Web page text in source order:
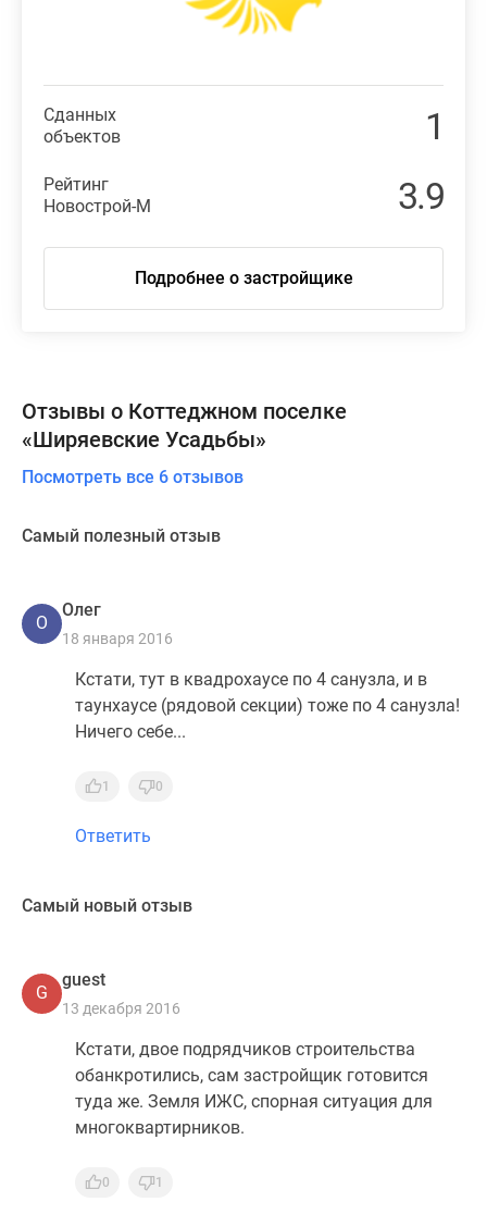
Сданных
объектов
1
Рейтинг
Новострой-М
3.9
Подробнее о застройщике
Отзывы о Коттеджном поселке
«Ширяевские Усадьбы»
Посмотреть все 6 отзывов
Самый полезный отзыв
О
Олег
18 января 2016
Кстати, тут в квадрохаусе по 4 санузла, и в
таунхаусе (рядовой секции) тоже по 4 санузла!
Ничего себе...
1 0
Ответить
Самый новый отзыв
G
guest
13 декабря 2016
Кстати, двое подрядчиков строительства
обанкротились, сам застройщик готовится
туда же. Земля ИЖС, спорная ситуация для
многоквартирников.
0 1